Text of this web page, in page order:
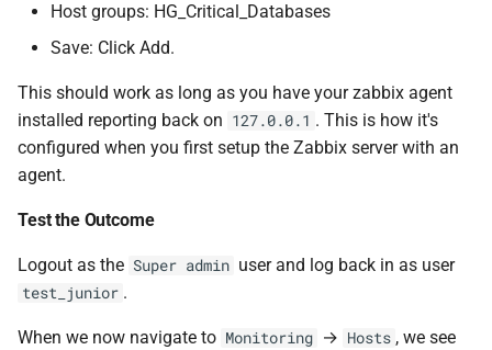
Host groups: HG_Critical_Databases
Save: Click Add.
This should work as long as you have your zabbix agent
installed reporting back on 127.0.0.1 . This is how it's
configured when you first setup the Zabbix server with an
agent.
Test the Outcome
Logout as the Super admin user and log back in as user
test_junior .
When we now navigate to Monitoring → Hosts , we see